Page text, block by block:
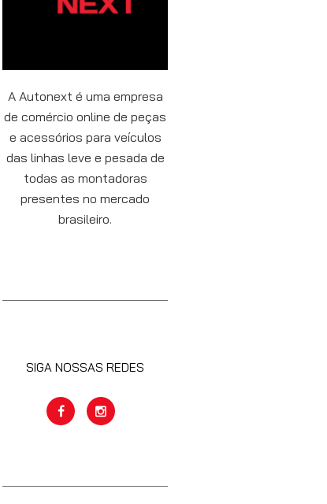
A Autonext é uma empresa
de comércio online de peças
e acessórios para veículos
das linhas leve e pesada de
todas as montadoras
presentes no mercado
brasileiro.
SIGA NOSSAS REDES